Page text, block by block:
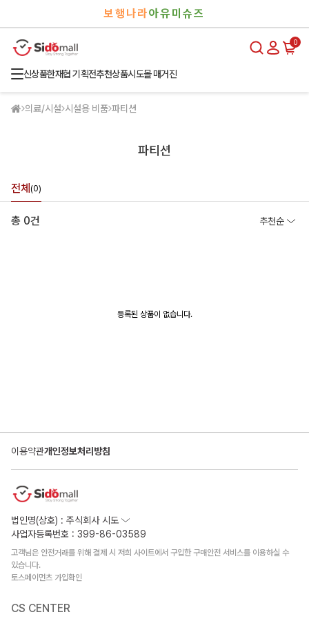
보행나라아유미슈즈
0
신상품한재협 기획전추천상품시도몰 매거진
의료/시설 시설용 비품 파티션
파티션
전체 (0)
총 0건 추천순
등록된 상품이 없습니다.
이용약관개인정보처리방침
법인명(상호) : 주식회사 시도
사업자등록번호 : 399-86-03589
고객님은 안전거래를 위해 결제 시 저희 사이트에서 구입한 구매안전 서비스를 이용하실 수
있습니다.
토스페이먼츠 가입확인
CS CENTER